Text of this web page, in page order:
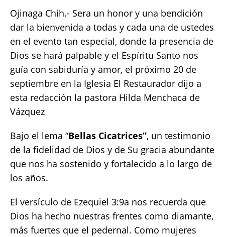
s
A
p
p
e
b
o
o
k
te
r
y
Li
n
k
re
Ojinaga Chih.- Sera un honor y una bendición
dar la bienvenida a todas y cada una de ustedes
en el evento tan especial, donde la presencia de
Dios se hará palpable y el Espíritu Santo nos
guía con sabiduría y amor, el próximo 20 de
septiembre en la Iglesia El Restaurador dijo a
esta redacción la pastora Hilda Menchaca de
Vázquez
Bajo el lema “Bellas Cicatrices”, un testimonio
de la fidelidad de Dios y de Su gracia abundante
que nos ha sostenido y fortalecido a lo largo de
los años.
El versículo de Ezequiel 3:9a nos recuerda que
Dios ha hecho nuestras frentes como diamante,
más fuertes que el pedernal. Como mujeres